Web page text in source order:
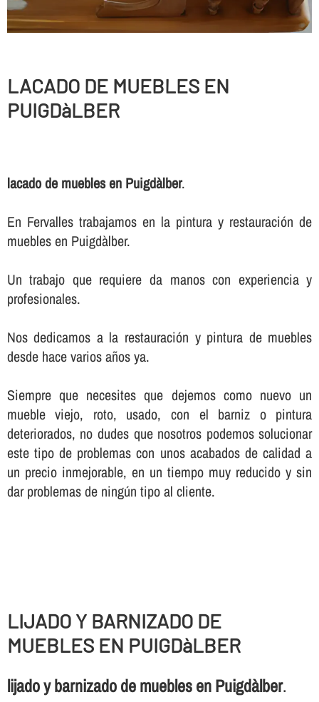
LACADO DE MUEBLES EN
PUIGDàLBER
lacado de muebles en Puigdàlber.
En Fervalles trabajamos en la pintura y restauración de
muebles en Puigdàlber.
Un trabajo que requiere da manos con experiencia y
profesionales.
Nos dedicamos a la restauración y pintura de muebles
desde hace varios años ya.
Siempre que necesites que dejemos como nuevo un
mueble viejo, roto, usado, con el barniz o pintura
deteriorados, no dudes que nosotros podemos solucionar
este tipo de problemas con unos acabados de calidad a
un precio inmejorable, en un tiempo muy reducido y sin
dar problemas de ningún tipo al cliente.
LIJADO Y BARNIZADO DE
MUEBLES EN PUIGDàLBER
lijado y barnizado de muebles en Puigdàlber.